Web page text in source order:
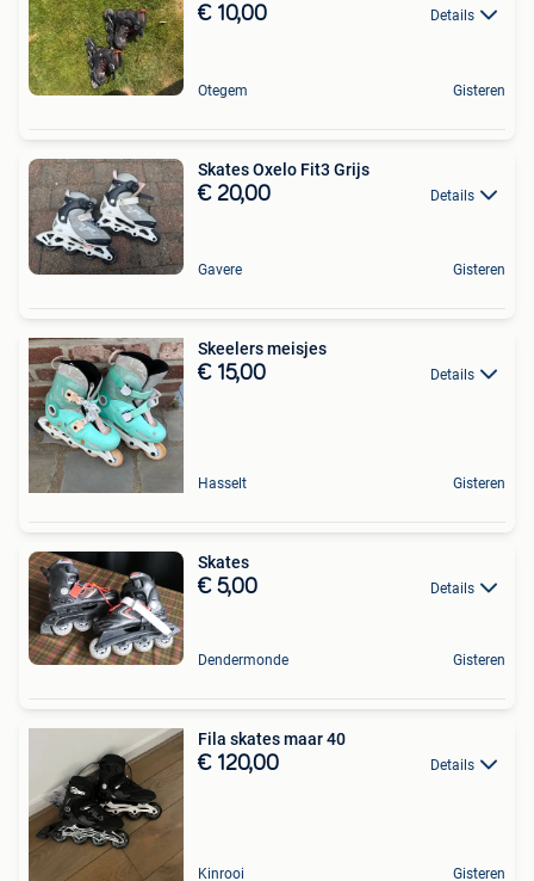
€ 10,00 Details
Otegem Gisteren
Skates Oxelo Fit3 Grijs
€ 20,00 Details
Gavere Gisteren
Skeelers meisjes
€ 15,00 Details
Hasselt Gisteren
Skates
€ 5,00 Details
Dendermonde Gisteren
Fila skates maar 40
€ 120,00 Details
Kinrooi Gisteren